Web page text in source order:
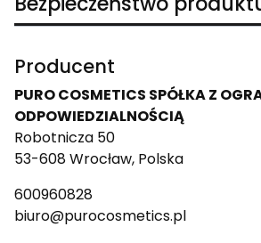
Producent
PURO COSMETICS SPÓŁKA Z
ODPOWIEDZIALNOŚCIĄ
Robotnicza 50
53-608 Wrocław, Polska
600960828
biuro@purocosmetics.pl